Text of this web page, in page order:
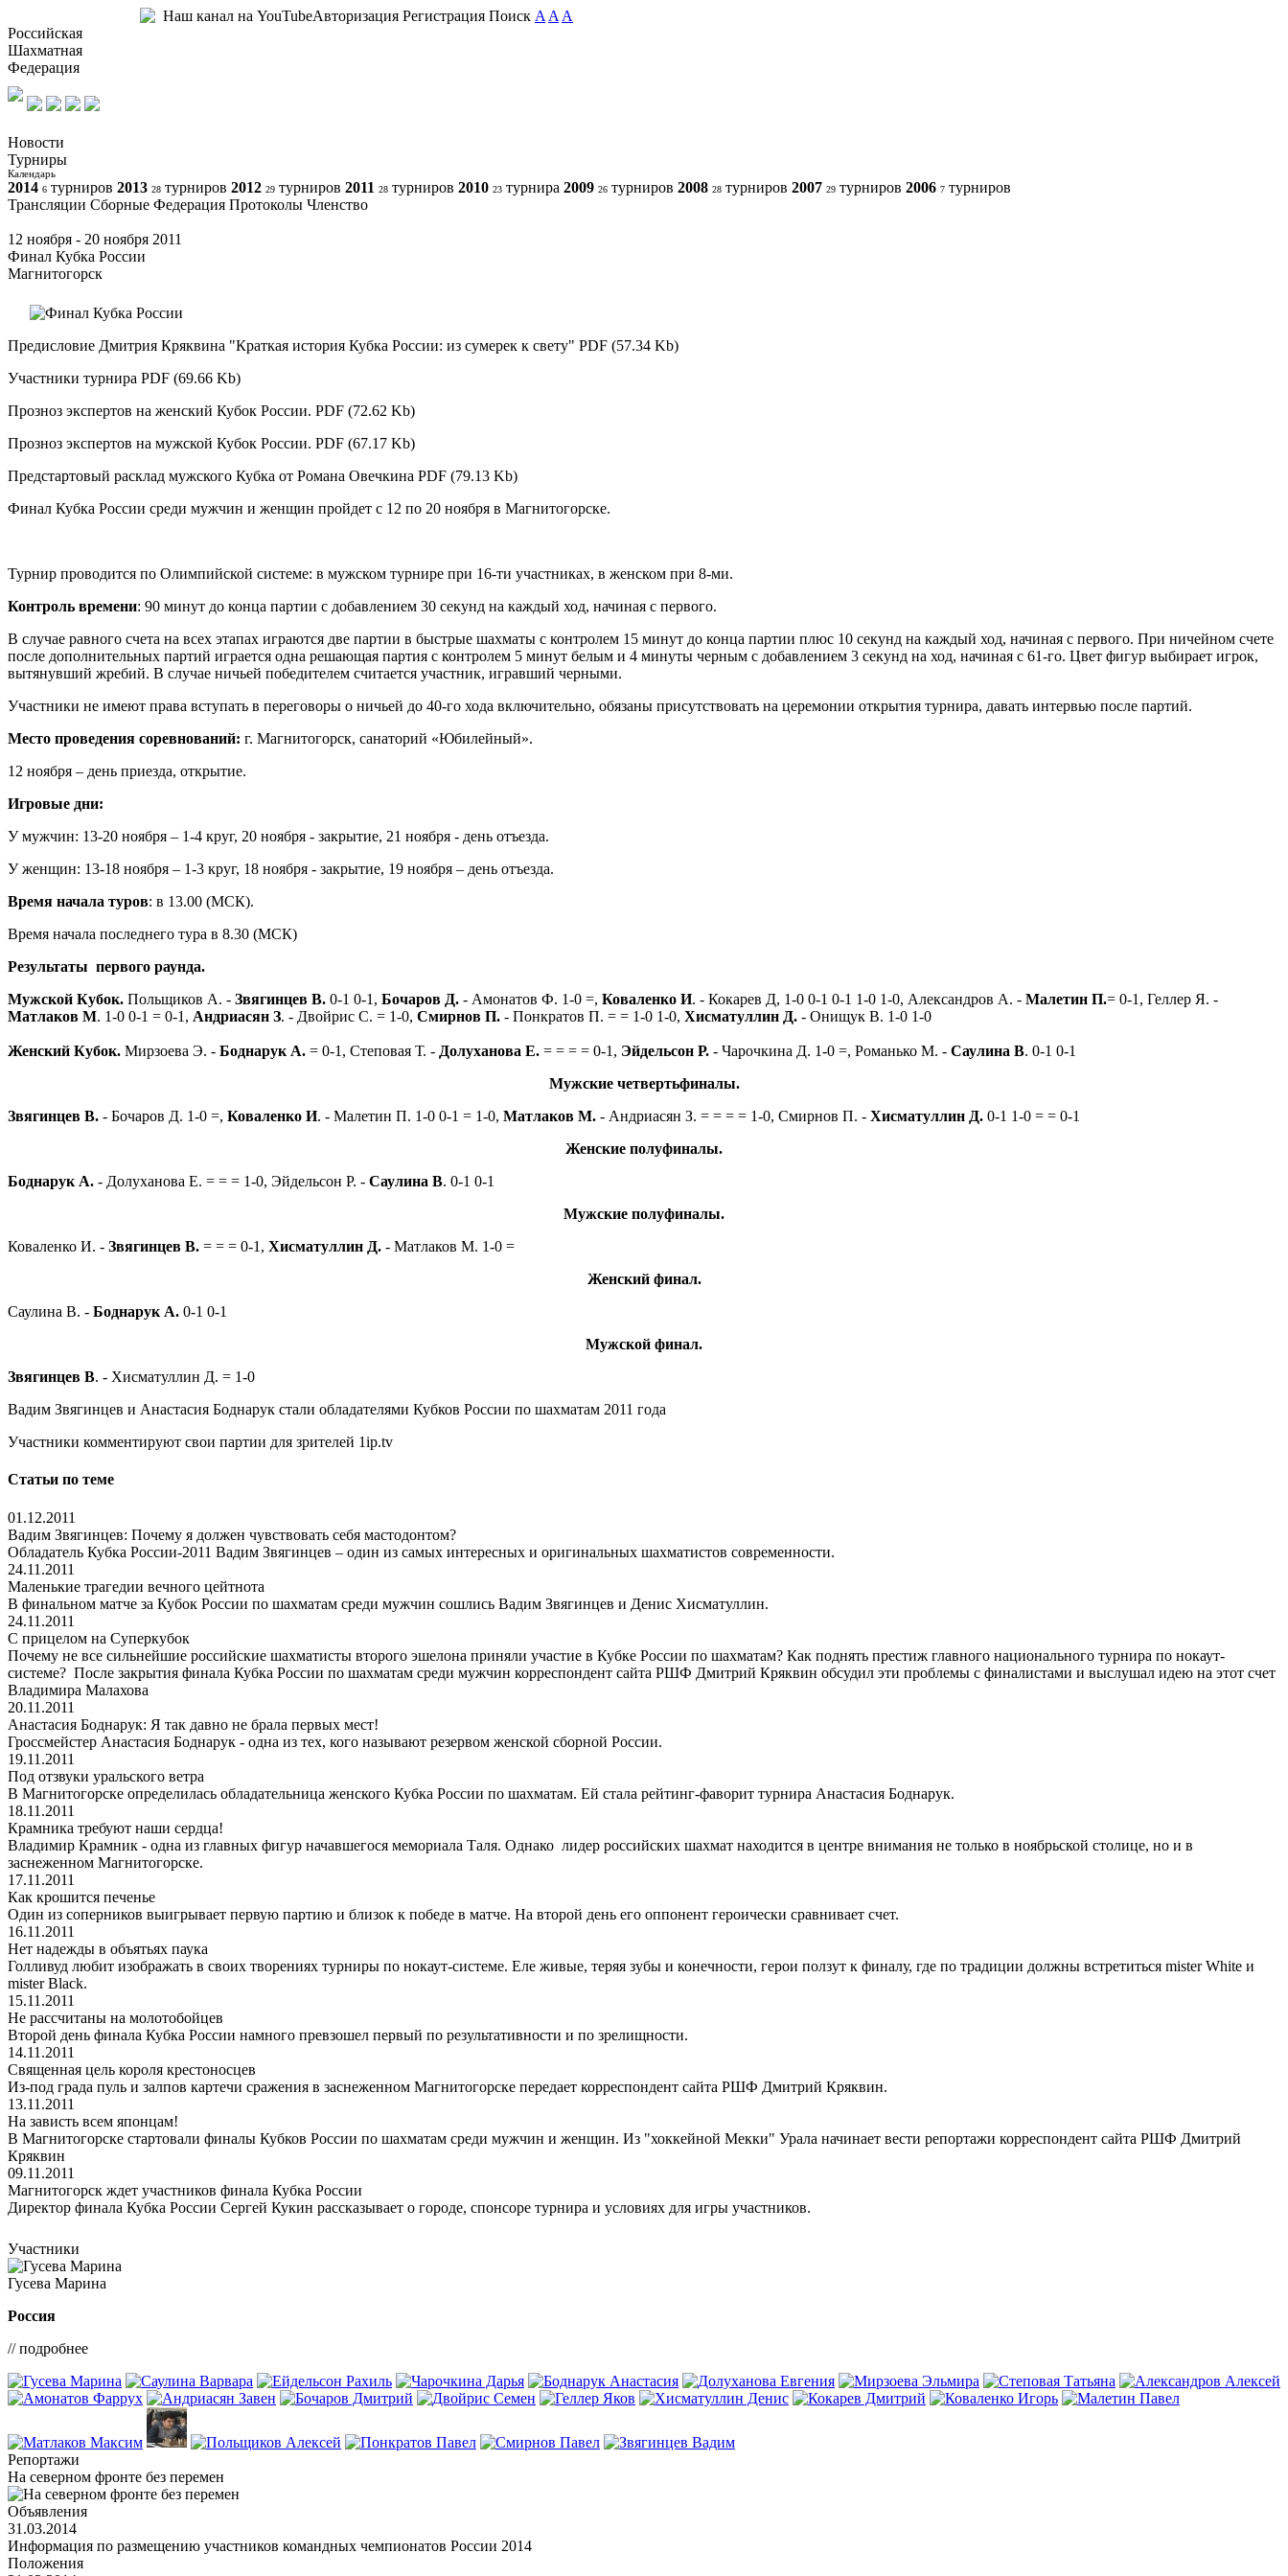
Авторизация Регистрация Поиск
Наш канал на YouTube A A A
Российская
Шахматная
Федерация
Новости
Турниры
Календарь
2014 6 турниров 2013 28 турниров 2012 29 турниров 2011 28 турниров 2010 23 турнира 2009 26 турниров 2008 28 турниров 2007 29 турниров 2006 7 турниров
Трансляции Сборные Федерация Протоколы Членство
12 ноября - 20 ноября 2011
Финал Кубка России
Магнитогорск
Предисловие Дмитрия Кряквина "Краткая история Кубка России: из сумерек к свету" PDF (57.34 Kb)
Участники турнира PDF (69.66 Kb)
Прозноз экспертов на женский Кубок России. PDF (72.62 Kb)
Прозноз экспертов на мужской Кубок России. PDF (67.17 Kb)
Предстартовый расклад мужского Кубка от Романа Овечкина PDF (79.13 Kb)
Финал Кубка России среди мужчин и женщин пройдет с 12 по 20 ноября в Магнитогорске.
Турнир проводится по Олимпийской системе: в мужском турнире при 16-ти участниках, в женском при 8-ми.
Контроль времени: 90 минут до конца партии с добавлением 30 секунд на каждый ход, начиная с первого.
В случае равного счета на всех этапах играются две партии в быстрые шахматы с контролем 15 минут до конца партии плюс 10 секунд на каждый ход, начиная с первого. При ничейном счете
после дополнительных партий играется одна решающая партия с контролем 5 минут белым и 4 минуты черным с добавлением 3 секунд на ход, начиная с 61-го. Цвет фигур выбирает игрок,
вытянувший жребий. В случае ничьей победителем считается участник, игравший черными.
Участники не имеют права вступать в переговоры о ничьей до 40-го хода включительно, обязаны присутствовать на церемонии открытия турнира, давать интервью после партий.
Место проведения соревнований: г. Магнитогорск, санаторий «Юбилейный».
12 ноября – день приезда, открытие.
Игровые дни:
У мужчин: 13-20 ноября – 1-4 круг, 20 ноября - закрытие, 21 ноября - день отъезда.
У женщин: 13-18 ноября – 1-3 круг, 18 ноября - закрытие, 19 ноября – день отъезда.
Время начала туров: в 13.00 (МСК).
Время начала последнего тура в 8.30 (МСК)
Результаты первого раунда.
Мужской Кубок. Польщиков А. - Звягинцев В. 0-1 0-1, Бочаров Д. - Амонатов Ф. 1-0 =, Коваленко И. - Кокарев Д, 1-0 0-1 0-1 1-0 1-0, Александров А. - Малетин П.= 0-1, Геллер Я. -
Матлаков М. 1-0 0-1 = 0-1, Андриасян З. - Двойрис С. = 1-0, Смирнов П. - Понкратов П. = = 1-0 1-0, Хисматуллин Д. - Онищук В. 1-0 1-0
Женский Кубок. Мирзоева Э. - Боднарук А. = 0-1, Степовая Т. - Долуханова Е. = = = = 0-1, Эйдельсон Р. - Чарочкина Д. 1-0 =, Романько М. - Саулина В. 0-1 0-1
Мужские четвертьфиналы.
Звягинцев В. - Бочаров Д. 1-0 =, Коваленко И. - Малетин П. 1-0 0-1 = 1-0, Матлаков М. - Андриасян З. = = = = 1-0, Смирнов П. - Хисматуллин Д. 0-1 1-0 = = 0-1
Женские полуфиналы.
Боднарук А. - Долуханова Е. = = = 1-0, Эйдельсон Р. - Саулина В. 0-1 0-1
Мужские полуфиналы.
Коваленко И. - Звягинцев В. = = = 0-1, Хисматуллин Д. - Матлаков М. 1-0 =
Женский финал.
Саулина В. - Боднарук А. 0-1 0-1
Мужской финал.
Звягинцев В. - Хисматуллин Д. = 1-0
Вадим Звягинцев и Анастасия Боднарук стали обладателями Кубков России по шахматам 2011 года
Участники комментируют свои партии для зрителей 1ip.tv
Статьи по теме
01.12.2011
Вадим Звягинцев: Почему я должен чувствовать себя мастодонтом?
Обладатель Кубка России-2011 Вадим Звягинцев – один из самых интересных и оригинальных шахматистов современности.
24.11.2011
Маленькие трагедии вечного цейтнота
В финальном матче за Кубок России по шахматам среди мужчин сошлись Вадим Звягинцев и Денис Хисматуллин.
24.11.2011
С прицелом на Суперкубок
Почему не все сильнейшие российские шахматисты второго эшелона приняли участие в Кубке России по шахматам? Как поднять престиж главного национального турнира по нокаут-
системе? После закрытия финала Кубка России по шахматам среди мужчин корреспондент сайта РШФ Дмитрий Кряквин обсудил эти проблемы с финалистами и выслушал идею на этот счет
Владимира Малахова
20.11.2011
Анастасия Боднарук: Я так давно не брала первых мест!
Гроссмейстер Анастасия Боднарук - одна из тех, кого называют резервом женской сборной России.
19.11.2011
Под отзвуки уральского ветра
В Магнитогорске определилась обладательница женского Кубка России по шахматам. Ей стала рейтинг-фаворит турнира Анастасия Боднарук.
18.11.2011
Крамника требуют наши сердца!
Владимир Крамник - одна из главных фигур начавшегося мемориала Таля. Однако лидер российских шахмат находится в центре внимания не только в ноябрьской столице, но и в
заснеженном Магнитогорске.
17.11.2011
Как крошится печенье
Один из соперников выигрывает первую партию и близок к победе в матче. На второй день его оппонент героически сравнивает счет.
16.11.2011
Нет надежды в объятьях паука
Голливуд любит изображать в своих творениях турниры по нокаут-системе. Еле живые, теряя зубы и конечности, герои ползут к финалу, где по традиции должны встретиться mister White и
mister Black.
15.11.2011
Не рассчитаны на молотобойцев
Второй день финала Кубка России намного превзошел первый по результативности и по зрелищности.
14.11.2011
Священная цель короля крестоносцев
Из-под града пуль и залпов картечи сражения в заснеженном Магнитогорске передает корреспондент сайта РШФ Дмитрий Кряквин.
13.11.2011
На зависть всем японцам!
В Магнитогорске стартовали финалы Кубков России по шахматам среди мужчин и женщин. Из "хоккейной Мекки" Урала начинает вести репортажи корреспондент сайта РШФ Дмитрий
Кряквин
09.11.2011
Магнитогорск ждет участников финала Кубка России
Директор финала Кубка России Сергей Кукин рассказывает о городе, спонсоре турнира и условиях для игры участников.
Участники
Гусева Марина
Россия
// подробнее
Репортажи
На северном фронте без перемен
Объявления
31.03.2014
Информация по размещению участников командных чемпионатов России 2014
Положения